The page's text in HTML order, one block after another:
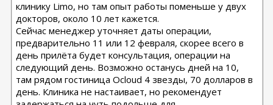
клинику Limo, но там опыт работы поменьше у двух
докторов, около 10 лет кажется.
Сейчас менеджер уточняет даты операции,
предварительно 11 или 12 февраля, скорее всего в
день прилёта будет консультация, операции на
следующий день. Возможно останусь дней на 10,
там рядом гостиница Ocloud 4 звезды, 70 долларов в
день. Клиника не настаивает, но рекомендует